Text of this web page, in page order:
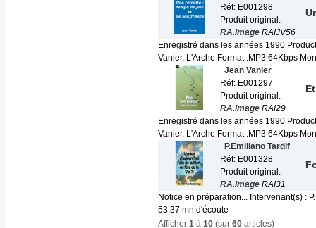
Réf: E001298
Produit original:
RA.image RAIJV56
Enregistré dans les années 1990
Vanier, L'Arche Format :MP3 64Kbps
Jean Vanier
Réf: E001297
Produit original:
RA.image RAI29
Enregistré dans les années 1990
Vanier, L'Arche Format :MP3 64Kbps
P.Emiliano Tardif
Réf: E001328
Produit original:
RA.image RAI31
Notice en préparation... Intervenant(s) :
53:37 mn d'écoute
Afficher 1 à 10 (sur 60 articles)